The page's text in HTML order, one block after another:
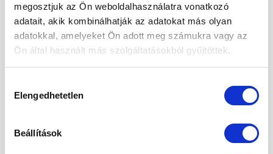
megosztjuk az Ön weboldalhasználatra vonatkozó
adatait, akik kombinálhatják az adatokat más olyan
adatokkal, amelyeket Ön adott meg számukra vagy az
Ön által használt más szolgáltatásokból gyűjtöttek.
kiválasztása
Elengedhetetlen
Beállítások
CONTINUE READING →
Posted in Édesség, Receptek | Taggedásványi anyagok
lekvár,chia mag,cukormentes,egészséges,eritrit,köles,köles
Tavaszi megújulás chia maggal